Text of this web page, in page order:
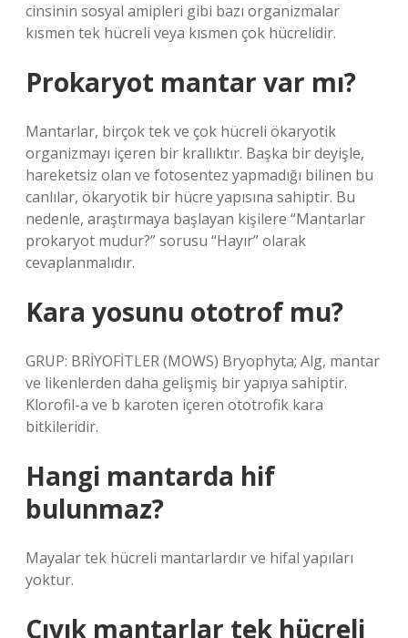
cinsinin sosyal amipleri gibi bazı organizmalar
kısmen tek hücreli veya kısmen çok hücrelidir.
Prokaryot mantar var mı?
Mantarlar, birçok tek ve çok hücreli ökaryotik
organizmayı içeren bir krallıktır. Başka bir deyişle,
hareketsiz olan ve fotosentez yapmadığı bilinen bu
canlılar, ökaryotik bir hücre yapısına sahiptir. Bu
nedenle, araştırmaya başlayan kişilere “Mantarlar
prokaryot mudur?” sorusu “Hayır” olarak
cevaplanmalıdır.
Kara yosunu ototrof mu?
GRUP: BRİYOFİTLER (MOWS) Bryophyta; Alg, mantar
ve likenlerden daha gelişmiş bir yapıya sahiptir.
Klorofil-a ve b karoten içeren ototrofik kara
bitkileridir.
Hangi mantarda hif
bulunmaz?
Mayalar tek hücreli mantarlardır ve hifal yapıları
yoktur.
Cıvık mantarlar tek hücreli